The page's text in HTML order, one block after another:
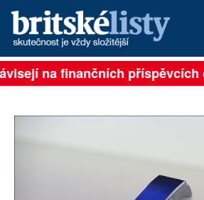
PŘIHLÁSIT
na finančních příspěvcích